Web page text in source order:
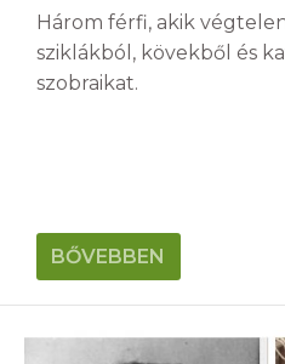
Három férfi, akik
sziklákból, kövekből és
szobraikat.
BŐVEBBEN